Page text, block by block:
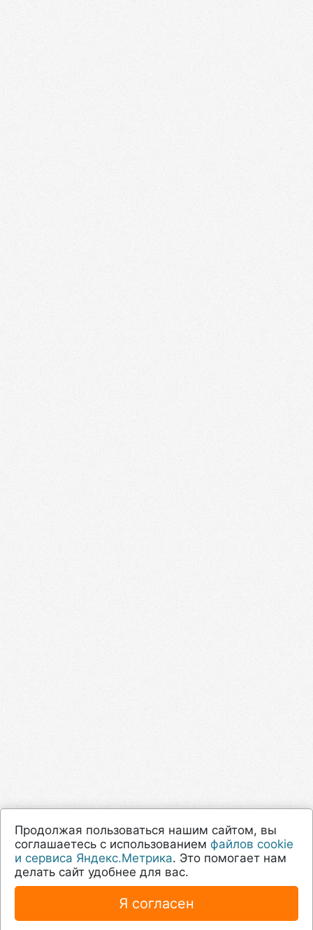
Продолжая пользоваться нашим сайтом, вы
соглашаетесь с использованием файлов cookie
и сервиса Яндекс.Метрика. Это помогает нам
делать сайт удобнее для вас.
Я согласен